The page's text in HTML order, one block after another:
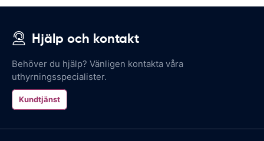
Hjälp och kontakt
Behöver du hjälp? Vänligen kontakta våra
uthyrningsspecialister.
Kundtjänst